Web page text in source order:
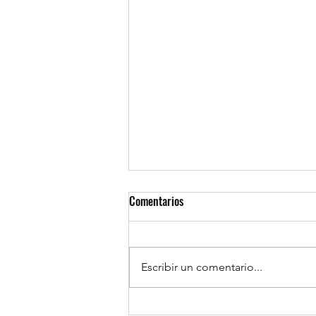
1MB es premiado por asistencia
Comentarios
Escribir un comentario...